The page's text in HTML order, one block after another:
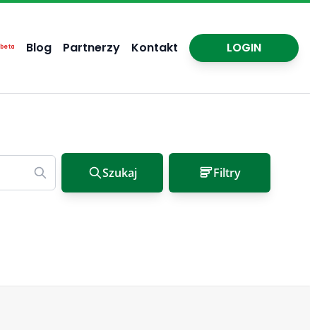
beta Blog Partnerzy Kontakt LOGIN
Szukaj Filtry